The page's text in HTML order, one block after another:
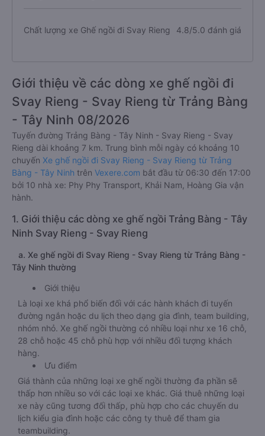
Chất lượng xe Ghế ngồi đi Svay Rieng 4.8/5.0 đánh giá
Giới thiệu về các dòng xe ghế ngồi đi
Svay Rieng - Svay Rieng từ Trảng Bàng
- Tây Ninh 08/2026
Tuyến đường Trảng Bàng - Tây Ninh - Svay Rieng - Svay
Rieng dài khoảng 7 km. Trung bình mỗi ngày có khoảng 10
chuyến Xe ghế ngồi đi Svay Rieng - Svay Rieng từ Trảng
Bàng - Tây Ninh trên Vexere.com bắt đầu từ 06:30 đến 17:00
bởi 10 nhà xe: Phy Phy Transport, Khải Nam, Hoàng Gia vận
hành.
1. Giới thiệu các dòng xe ghế ngồi Trảng Bàng - Tây
Ninh Svay Rieng - Svay Rieng
a. Xe ghế ngồi đi Svay Rieng - Svay Rieng từ Trảng Bàng -
Tây Ninh thường
Giới thiệu
Là loại xe khá phổ biến đối với các hành khách đi tuyến
đường ngắn hoặc du lịch theo dạng gia đình, team building,
nhóm nhỏ. Xe ghế ngồi thường có nhiều loại như xe 16 chỗ,
28 chỗ hoặc 45 chỗ phù hợp với nhiều đối tượng khách
hàng.
Ưu điểm
Giá thành của những loại xe ghế ngồi thường đa phần sẽ
thấp hơn nhiều so với các loại xe khác. Giá thuê những loại
xe này cũng tương đối thấp, phù hợp cho các chuyến du
lịch kiểu gia đình hoặc các công ty thuê để tham gia
teambuilding.